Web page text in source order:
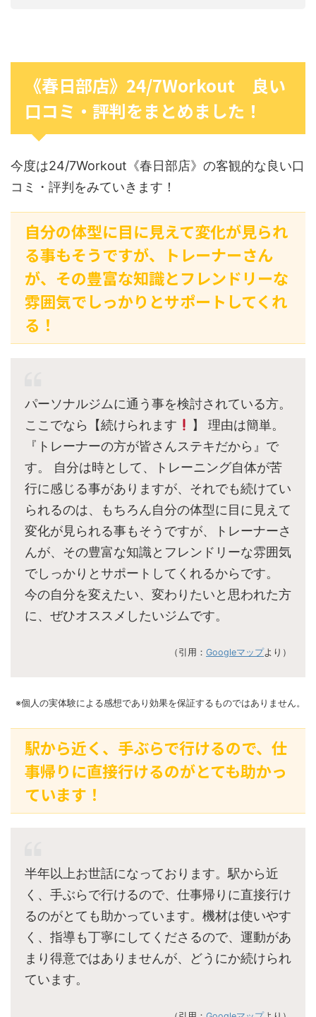
《春日部店》24/7Workout 良い
口コミ・評判をまとめました！
今度は24/7Workout《春日部店》の客観的な良い口
コミ・評判をみていきます！
自分の体型に目に見えて変化が見られ
る事もそうですが、トレーナーさん
が、その豊富な知識とフレンドリーな
雰囲気でしっかりとサポートしてくれ
る！
パーソナルジムに通う事を検討されている方。
ここでなら【続けられます
】 理由は簡単。
『トレーナーの方が皆さんステキだから』で
す。 自分は時として、トレーニング自体が苦
行に感じる事がありますが、それでも続けてい
られるのは、もちろん自分の体型に目に見えて
変化が見られる事もそうですが、トレーナーさ
んが、その豊富な知識とフレンドリーな雰囲気
でしっかりとサポートしてくれるからです。
今の自分を変えたい、変わりたいと思われた方
に、ぜひオススメしたいジムです。
（引用： Googleマップより）
※個人の実体験による感想であり効果を保証するものではありません。
駅から近く、手ぶらで行けるので、仕
事帰りに直接行けるのがとても助かっ
ています！
半年以上お世話になっております。駅から近
く、手ぶらで行けるので、仕事帰りに直接行け
るのがとても助かっています。機材は使いやす
く、指導も丁寧にしてくださるので、運動があ
まり得意ではありませんが、どうにか続けられ
ています。